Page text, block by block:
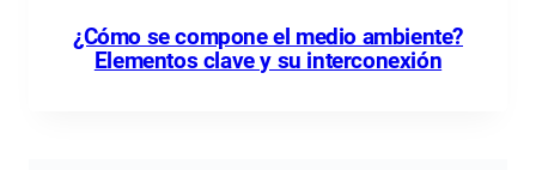
¿Cómo se compone el medio ambiente?
Elementos clave y su interconexión